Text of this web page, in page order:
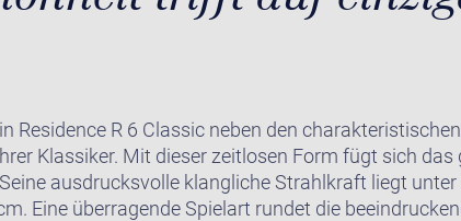
Residence R 6 Classic neben den
Klassiker. Mit dieser zeitlosen Form fügt sich das
ausdrucksvolle klangliche Strahlkraft liegt
Eine überragende Spielart rundet die